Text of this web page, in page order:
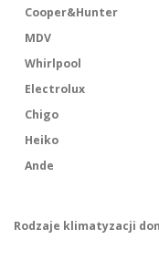
Cooper&Hunter
MDV
Whirlpool
Electrolux
Chigo
Heiko
Ande
Rodzaje klimatyzacji